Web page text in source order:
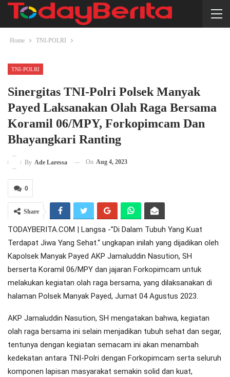
Home TNI-POLRI
TNI-POLRI
Sinergitas TNI-Polri Polsek Manyak
Payed Laksanakan Olah Raga Bersama
Koramil 06/MPY, Forkopimcam Dan
Bhayangkari Ranting
By Ade Laressa On Aug 4, 2023
0
Share
TODAYBERITA.COM | Langsa -”Di Dalam Tubuh Yang Kuat
Terdapat Jiwa Yang Sehat.“ ungkapan inilah yang dijadikan oleh
Kapolsek Manyak Payed AKP Jamaluddin Nasution, SH
berserta Koramil 06/MPY dan jajaran Forkopimcam untuk
melakukan kegiatan olah raga bersama, yang dilaksanakan di
halaman Polsek Manyak Payed, Jumat 04 Agustus 2023.
AKP Jamaluddin Nasution, SH mengatakan bahwa, kegiatan
olah raga bersama ini selain menjadikan tubuh sehat dan segar,
tentunya dengan kegiatan semacam ini akan menambah
kedekatan antara TNI-Polri dengan Forkopimcam serta seluruh
komponen lapisan masyarakat semakin solid dan kuat,